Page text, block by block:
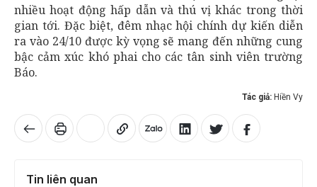
nhiều hoạt động hấp dẫn và thú vị khác trong thời
gian tới. Đặc biệt, đêm nhạc hội chính dự kiến diễn
ra vào 24/10 được kỳ vọng sẽ mang đến những cung
bậc cảm xúc khó phai cho các tân sinh viên trường
Báo.
Tác giả: Hiền Vy
Tin liên quan